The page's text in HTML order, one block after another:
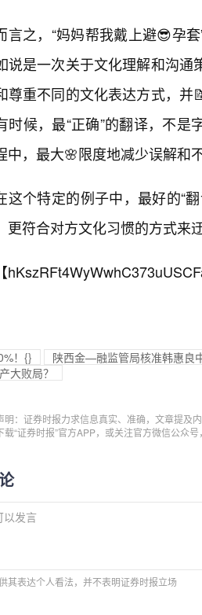
言之，“妈妈帮我戴上避😎孕
说是一次关于文化理解和沟
尊重不同的文化表达方式，
时候，最“正确”的翻译，不
中，最大🌸限度地减少误解和
这个特定的例子中，最好的“
更符合对方文化习惯的方式来
！{}
陕西金—融监管局核准韩惠良
大败局？
明：证券时报力求信息真实、准确，文章提及
载“证券时报”官方APP，或关注官方微信公众
以发言
其表达个人看法，并不表明证券时报立场